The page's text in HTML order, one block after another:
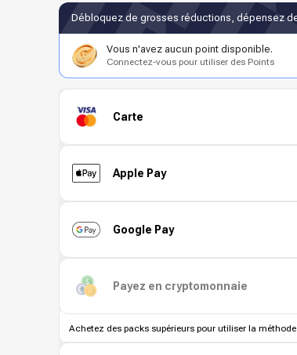
Débloquez de grosses réductions, dépensez
Vous n'avez aucun point disponible.
Connectez-vous pour utiliser des Points
Carte
Apple Pay
Google Pay
Payez en cryptomonnaie
Achetez des packs supérieurs pour utiliser la méthode